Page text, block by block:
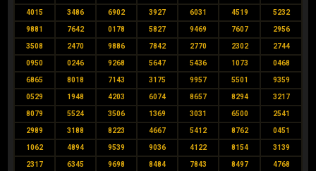
4015 3486 6902 3927 6031 4519 5232
9881 7642 0178 5827 9469 7607 2956
3508 2470 9886 7842 2770 2302 2744
0950 0246 9268 5647 5436 1073 0468
6865 8018 7143 3175 9957 5501 9359
0529 1948 4203 6074 8657 8294 3217
8079 5524 3506 1369 3031 6500 2541
2989 3188 8223 4667 5412 8762 0451
1062 4894 9539 9036 4122 8154 3139
2317 6345 9698 8484 7843 8497 4768